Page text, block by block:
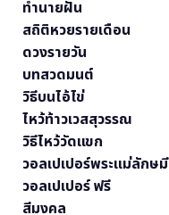
ทำนายฝัน
สถิติหวยรายเดือน
ดวงรายวัน
บทสวดมนต์
วิธีบนไอ้ไข่
ไหว้ท้าวเวสสุวรรณ
วิธีไหว้วัดแขก
วอลเปเปอร์พระแม่ลักษมี
วอลเปเปอร์ ฟรี
สีมงคล